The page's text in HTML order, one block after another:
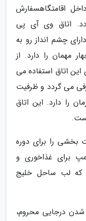
اقامتگاهسفارش
اتاق وی آی پی
چشم انداز رو به
مهمان را دارد. از
اتاق استفاده می
می گردد و ظرفیت
را دارد. این اتاق
بخشی را برای دوره
برای غذاخوری و
که لب ساحل خلیج
شدن درجایی محروم،